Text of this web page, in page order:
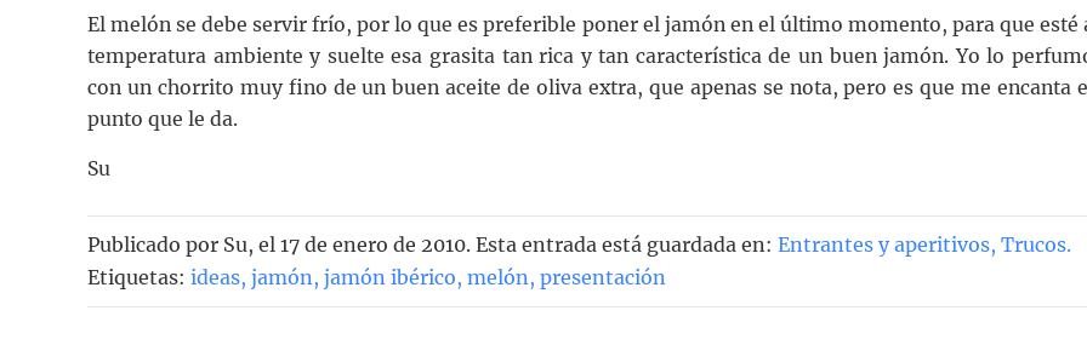
El melón se debe servir frío, por lo que es preferible poner el jamón en el último momento, para que esté
temperatura ambiente y suelte esa grasita tan rica y tan característica de un buen jamón. Yo lo
con un chorrito muy fino de un buen aceite de oliva extra, que apenas se nota, pero es que me encanta
punto que le da.
Su
Publicado por Su, el 17 de enero de 2010. Esta entrada está guardada en: Entrantes y aperitivos, Trucos.
Etiquetas: ideas, jamón , jamón ibérico, melón , presentación